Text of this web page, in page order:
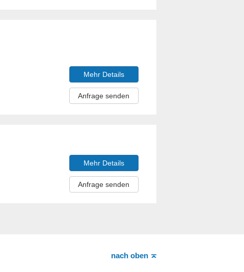
Mehr Details
Anfrage senden
Mehr Details
Anfrage senden
nach oben